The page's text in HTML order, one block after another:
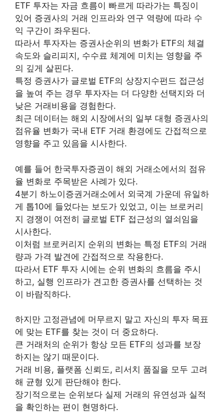
ETF 투자는 자금 흐름이 빠르게 따라가는 특징이
있어 증권사의 거래 인프라와 연구 역량에 따라 수
익 구간이 좌우된다.
따라서 투자자는 증권사순위의 변화가 ETF의 체결
속도와 슬리피지, 수수료 체계에 미치는 영향을 주
의 깊게 살핀다.
특정 증권사가 글로벌 ETF의 상장지수펀드 접근성
을 높여 주는 경우 투자자는 더 다양한 선택지와 더
낮은 거래비용을 경험한다.
최근 데이터는 해외 시장에서의 일부 대형 증권사의
점유율 변화가 국내 ETF 거래 환경에도 간접적으로
영향을 주고 있음을 시사한다.
예를 들어 한국투자증권이 해외 거래소에서의 점유
율 변화로 주목받은 사례가 있다.
4분기 하노이증권거래소에서 외국계 가운데 유일하
게 톱10에 들었다는 보도가 있었고, 이는 브로커리
지 경쟁이 여전히 글로벌 ETF 접근성의 열쇠임을
시사한다.
이처럼 브로커리지 순위의 변화는 특정 ETF의 거래
량과 가격 발견에 간접적으로 작용한다.
따라서 ETF 투자 시에는 순위 변화의 흐름을 주시
하고, 실행 인프라가 견고한 증권사를 선택하는 것
이 바람직하다.
하지만 고정관념에 머무르지 말고 자신의 투자 목표
에 맞는 ETF를 찾는 것이 더 중요하다.
큰 거래처의 순위가 항상 모든 ETF의 성과를 보장
하지는 않기 때문이다.
거래 비용, 플랫폼 신뢰도, 리서치 품질을 모두 고려
해 균형 있게 판단해야 한다.
장기적으로는 순위보다 실제 거래의 유연성과 실적
을 확인하는 편이 현명하다.